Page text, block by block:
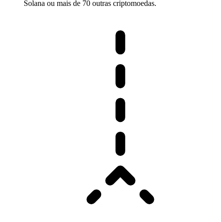
Solana ou mais de 70 outras criptomoedas.